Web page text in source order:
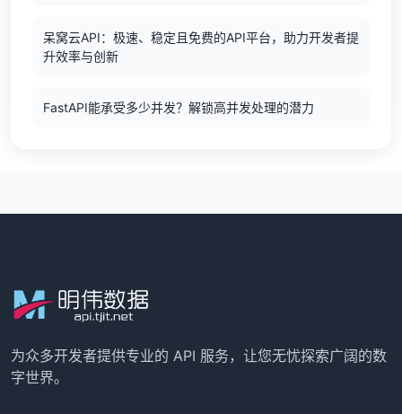
呆窝云API：极速、稳定且免费的API平台，助力开发者提
升效率与创新
FastAPI能承受多少并发？解锁高并发处理的潜力
为众多开发者提供专业的 API 服务，让您无忧探索广阔的数
字世界。